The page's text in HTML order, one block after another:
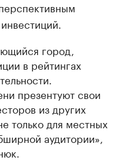
город,
в рейтингах
презентуют свои
из других
только для местных
аудитории»,